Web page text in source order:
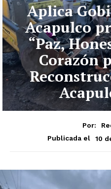
Aplica
Acapulco
“Paz,
Corazón
Por:
Publicada el
10